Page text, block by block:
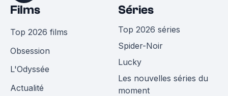
Films
Top 2026 films
Obsession
L'Odyssée
Actualité
Séries
Top 2026 séries
Spider-Noir
Lucky
Les nouvelles séries du
moment